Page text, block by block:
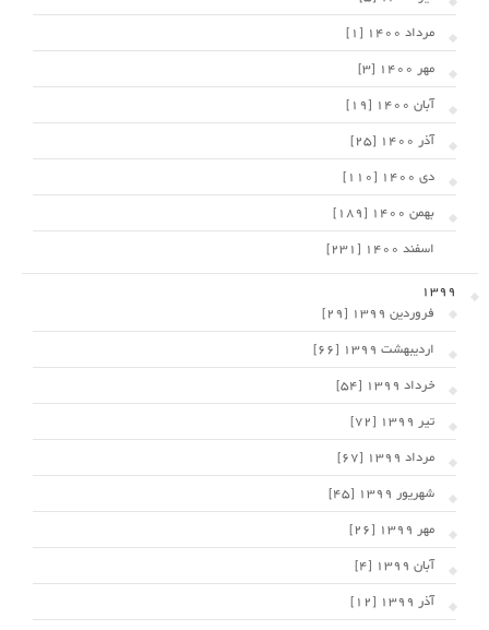
مرداد 1400 [1]
مهر 1400 [3]
آبان 1400 [19]
آذر 1400 [25]
دی 1400 [110]
بهمن 1400 [189]
اسفند 1400 [231]
1399
فروردین 1399 [29]
اردیبهشت 1399 [66]
خرداد 1399 [54]
تیر 1399 [72]
مرداد 1399 [67]
شهریور 1399 [45]
مهر 1399 [26]
آبان 1399 [4]
آذر 1399 [12]